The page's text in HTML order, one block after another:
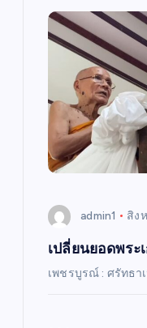
admin1 สิง
เปลี่ยนยอดพร
เพชรบูรณ์ : ศรัทธา